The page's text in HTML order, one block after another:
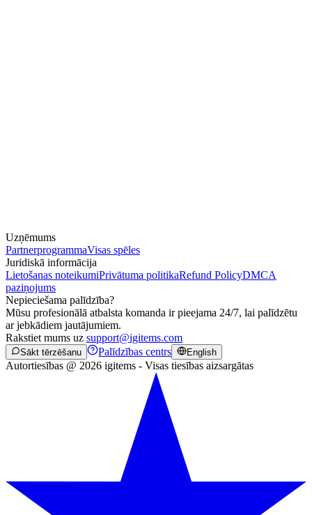
Uzņēmums
PartnerprogrammaVisas spēles
Juridiskā informācija
Lietošanas noteikumiPrivātuma politikaRefund PolicyDMCA
paziņojums
Nepieciešama palīdzība?
Mūsu profesionālā atbalsta komanda ir pieejama 24/7, lai palīdzētu
ar jebkādiem jautājumiem.
Rakstiet mums uz support@igitems.com
Sākt tērzēšanu Palīdzības centrs English
Autortiesības @ 2026 igitems - Visas tiesības aizsargātas